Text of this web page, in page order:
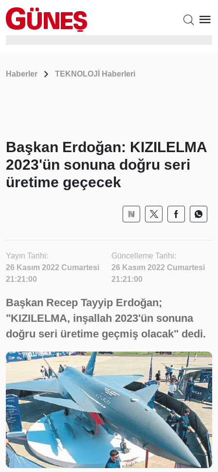
Haberler TEKNOLOJİ Haberleri
Başkan Erdoğan: KIZILELMA
2023'ün sonuna doğru seri
üretime geçecek
Yayın Tarihi:
26 Kasım 2022 Cumartesi
21:21:00
Güncelleme Tarihi:
26 Kasım 2022 Cumartesi
21:21:00
Başkan Recep Tayyip Erdoğan;
"KIZILELMA, inşallah 2023'ün sonuna
doğru seri üretime geçmiş olacak" dedi.